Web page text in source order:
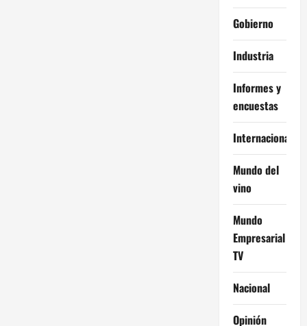
Gobierno
Industria
Informes y
encuestas
Internacional
Mundo del
vino
Mundo
Empresarial
TV
Nacional
Opinión